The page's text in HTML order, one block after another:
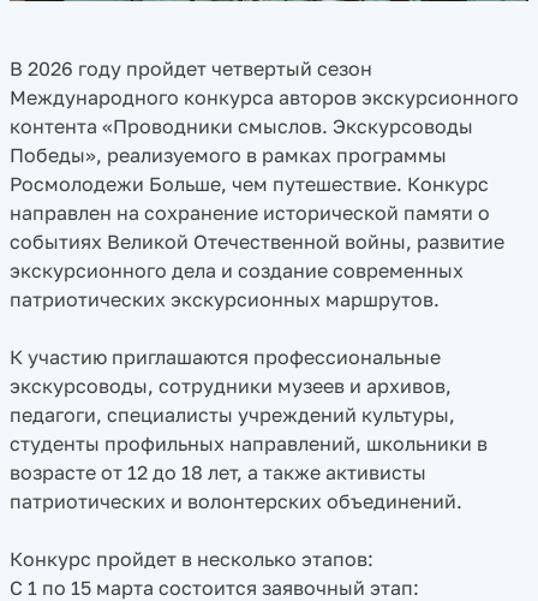
В 2026 году пройдет четвертый сезон
Международного конкурса авторов экскурсионного
контента «Проводники смыслов. Экскурсоводы
Победы», реализуемого в рамках программы
Росмолодежи Больше, чем путешествие. Конкурс
направлен на сохранение исторической памяти о
событиях Великой Отечественной войны, развитие
экскурсионного дела и создание современных
патриотических экскурсионных маршрутов.
К участию приглашаются профессиональные
экскурсоводы, сотрудники музеев и архивов,
педагоги, специалисты учреждений культуры,
студенты профильных направлений, школьники в
возрасте от 12 до 18 лет, а также активисты
патриотических и волонтерских объединений.
Конкурс пройдет в несколько этапов:
С 1 по 15 марта состоится заявочный этап: